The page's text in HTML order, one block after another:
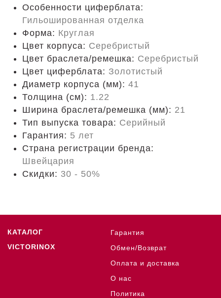
Особенности циферблата:
Гильошированная отделка
Форма: Круглая
Цвет корпуса: Серебристый
Цвет браслета/ремешка: Серебристый
Цвет циферблата: Золотистый
Диаметр корпуса (мм): 41
Толщина (см): 1.22
Ширина браслета/ремешка (мм): 21
Тип выпуска товара: Серийный
Гарантия: 5 лет
Страна регистрации бренда:
Швейцария
Скидки: 30 - 50%
КАТАЛОГ
VICTORINOX
Гарантия
Обмен/Возврат
Оплата и доставка
О нас
Политика